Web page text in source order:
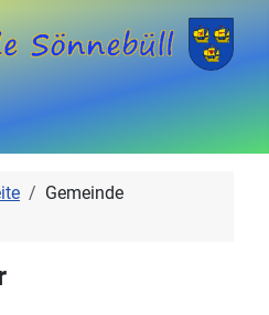
Gemeinde